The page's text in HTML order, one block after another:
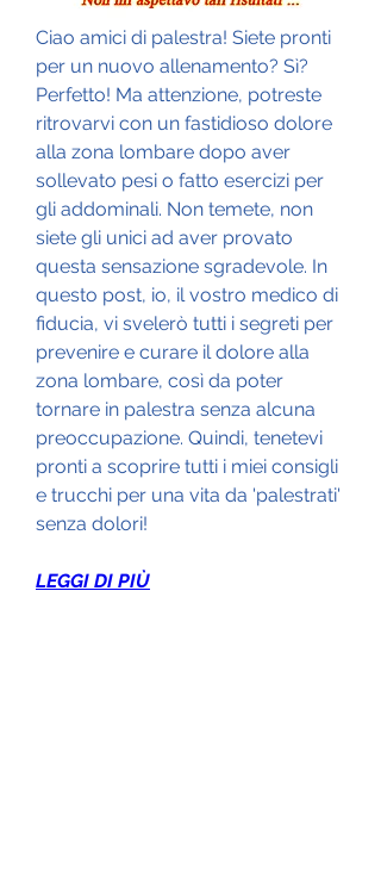
Ciao amici di palestra! Siete pronti
per un nuovo allenamento? Sì?
Perfetto! Ma attenzione, potreste
ritrovarvi con un fastidioso dolore
alla zona lombare dopo aver
sollevato pesi o fatto esercizi per
gli addominali. Non temete, non
siete gli unici ad aver provato
questa sensazione sgradevole. In
questo post, io, il vostro medico di
fiducia, vi svelerò tutti i segreti per
prevenire e curare il dolore alla
zona lombare, così da poter
tornare in palestra senza alcuna
preoccupazione. Quindi, tenetevi
pronti a scoprire tutti i miei consigli
e trucchi per una vita da 'palestrati'
senza dolori!
LEGGI DI PIÙ